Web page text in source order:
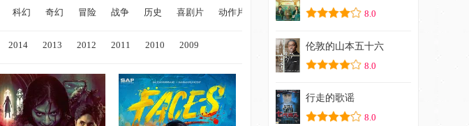
科幻 奇幻 冒险 战争 历史 喜剧片 动作片 古装 恐怖片 家庭 传记
2014 2013 2012 2011 2010 2009
8.0
伦敦的山本五十六
8.0
行走的歌谣
8.0